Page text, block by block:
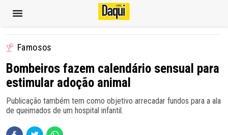
Famosos
Bombeiros fazem calendário sensual para
estimular adoção animal
Publicação também tem como objetivo arrecadar fundos para a ala
de queimados de um hospital infantil.